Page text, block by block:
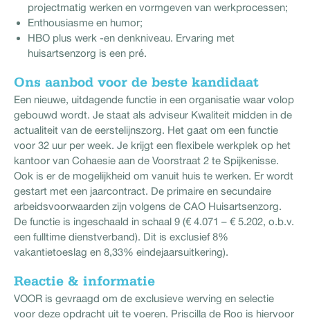
projectmatig werken en vormgeven van werkprocessen;
Enthousiasme en humor;
HBO plus werk -en denkniveau. Ervaring met
huisartsenzorg is een pré.
Ons aanbod voor de beste kandidaat
Een nieuwe, uitdagende functie in een organisatie waar volop
gebouwd wordt. Je staat als adviseur Kwaliteit midden in de
actualiteit van de eerstelijnszorg. Het gaat om een functie
voor 32 uur per week. Je krijgt een flexibele werkplek op het
kantoor van Cohaesie aan de Voorstraat 2 te Spijkenisse.
Ook is er de mogelijkheid om vanuit huis te werken. Er wordt
gestart met een jaarcontract. De primaire en secundaire
arbeidsvoorwaarden zijn volgens de CAO Huisartsenzorg.
De functie is ingeschaald in schaal 9 (€ 4.071 – € 5.202, o.b.v.
een fulltime dienstverband). Dit is exclusief 8%
vakantietoeslag en 8,33% eindejaarsuitkering).
Reactie & informatie
VOOR is gevraagd om de exclusieve werving en selectie
voor deze opdracht uit te voeren. Priscilla de Roo is hiervoor